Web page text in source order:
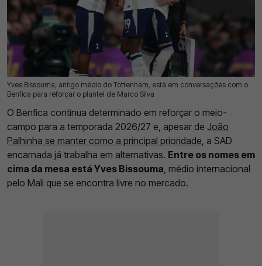
Yves Bissouma, antigo médio do Tottenham, está em conversações com o
Benfica para reforçar o plantel de Marco Silva
18 Jul 2026 | 17:37 | 0
O Benfica continua determinado em reforçar o meio-
campo para a temporada 2026/27 e, apesar de João
Palhinha se manter como a principal prioridade, a SAD
encarnada já trabalha em alternativas. Entre os nomes em
cima da mesa está Yves Bissouma, médio internacional
pelo Mali que se encontra livre no mercado.